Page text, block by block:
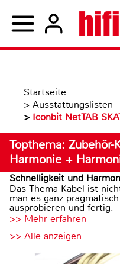
Startseite
> Ausstattungslisten
> Iconbit NetTAB
Topthema: Zubehör-
Harmonie +
Schnelligkeit und
Das Thema Kabel ist
man es ganz
ausprobieren und fertig.
>> Mehr erfahren
>> Alle anzeigen